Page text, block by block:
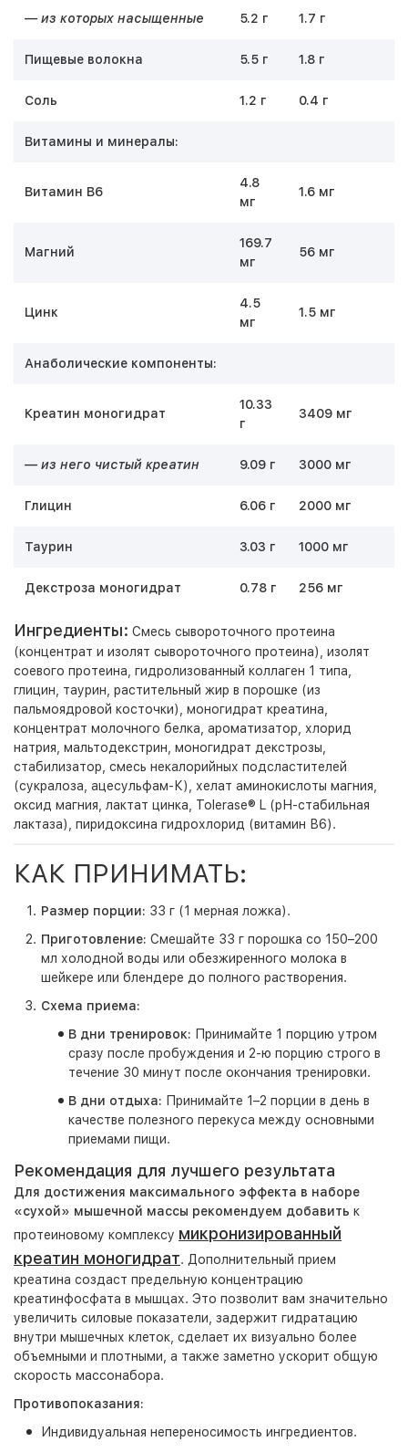
— из которых насыщенные 5.2 г 1.7 г
Пищевые волокна 5.5 г 1.8 г
Соль 1.2 г 0.4 г
Витамины и минералы:
Витамин В6
4.8
мг
1.6 мг
Магний
169.7
мг
56 мг
Цинк
4.5
мг
1.5 мг
Анаболические компоненты:
Креатин моногидрат
10.33
г
3409 мг
— из него чистый креатин 9.09 г 3000 мг
Глицин 6.06 г 2000 мг
Таурин 3.03 г 1000 мг
Декстроза моногидрат 0.78 г 256 мг
Ингредиенты: Смесь сывороточного протеина
(концентрат и изолят сывороточного протеина), изолят
соевого протеина, гидролизованный коллаген 1 типа,
глицин, таурин, растительный жир в порошке (из
пальмоядровой косточки), моногидрат креатина,
концентрат молочного белка, ароматизатор, хлорид
натрия, мальтодекстрин, моногидрат декстрозы,
стабилизатор, смесь некалорийных подсластителей
(сукралоза, ацесульфам-К), хелат аминокислоты магния,
оксид магния, лактат цинка, Tolerase® L (рН-стабильная
лактаза), пиридоксина гидрохлорид (витамин В6).
КАК ПРИНИМАТЬ:
Размер порции: 33 г (1 мерная ложка).
Приготовление: Смешайте 33 г порошка со 150–200
мл холодной воды или обезжиренного молока в
шейкере или блендере до полного растворения.
Схема приема:
В дни тренировок: Принимайте 1 порцию утром
сразу после пробуждения и 2-ю порцию строго в
течение 30 минут после окончания тренировки.
В дни отдыха: Принимайте 1–2 порции в день в
качестве полезного перекуса между основными
приемами пищи.
Рекомендация для лучшего результата
Для достижения максимального эффекта в наборе
«сухой» мышечной массы рекомендуем добавить к
протеиновому комплексу микронизированный
креатин моногидрат. Дополнительный прием
креатина создаст предельную концентрацию
креатинфосфата в мышцах. Это позволит вам значительно
увеличить силовые показатели, задержит гидратацию
внутри мышечных клеток, сделает их визуально более
объемными и плотными, а также заметно ускорит общую
скорость массонабора.
Противопоказания:
Индивидуальная непереносимость ингредиентов.